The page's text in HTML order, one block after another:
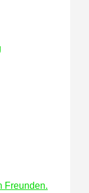
Freunden.